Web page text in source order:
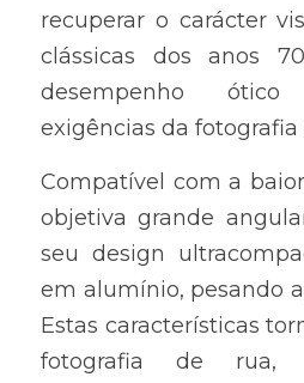
recuperar o carácter
clássicas dos anos
desempenho
exigências da
Compatível com a
objetiva grande
seu design
em alumínio, pesando
Estas características
fotografia de